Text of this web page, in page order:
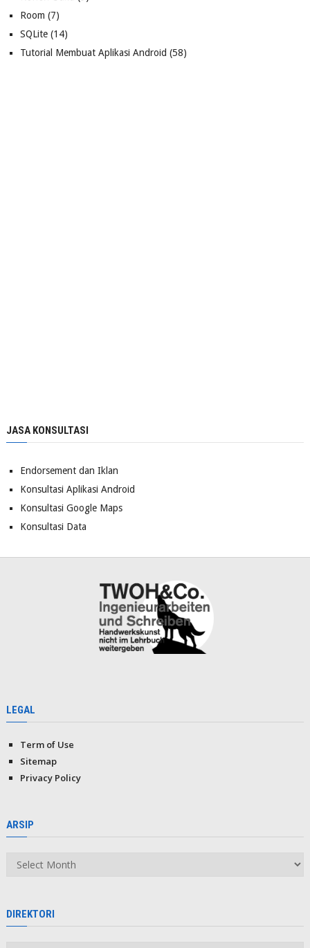
Room (7)
SQLite(14)
Tutorial Membuat Aplikasi Android (58)
JASA KONSULTASI
Endorsement dan Iklan
Konsultasi Aplikasi Android
Konsultasi Google Maps
Konsultasi Data
LEGAL
Term of Use
Sitemap
Privacy Policy
ARSIP
Arsip
DIREKTORI